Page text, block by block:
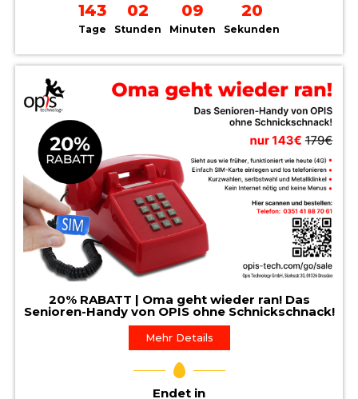
143
Tage
02
Stunden
09
Minuten
19
Sekunden
20% RABATT | Oma geht wieder ran! Das
Senioren-Handy von OPIS ohne Schnickschnack!
Mehr Details
Endet in